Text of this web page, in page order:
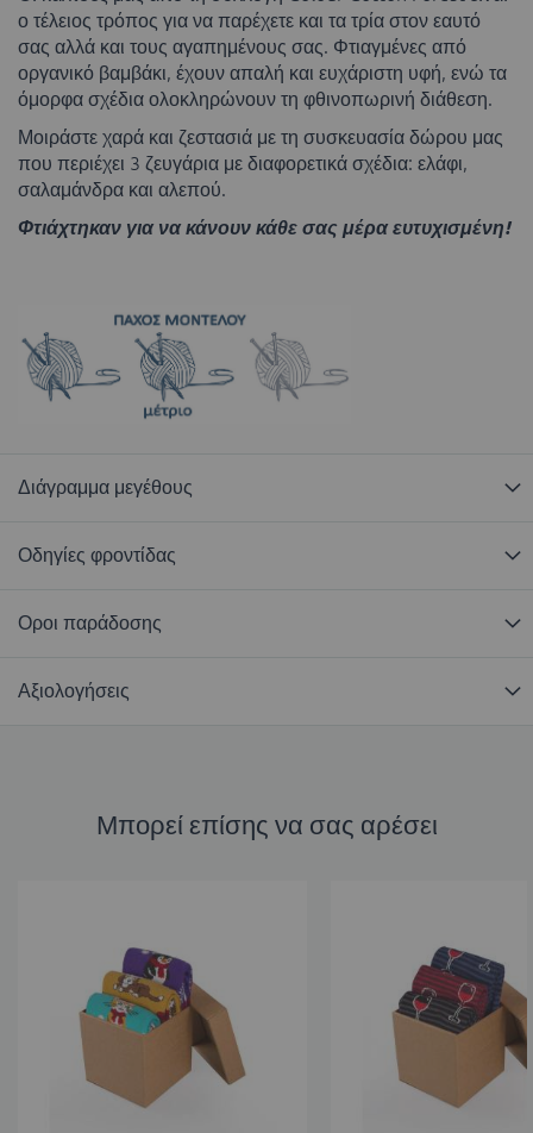
ο τέλειος τρόπος για να παρέχετε και τα τρία στον εαυτό
σας αλλά και τους αγαπημένους σας. Φτιαγμένες από
οργανικό βαμβάκι, έχουν απαλή και ευχάριστη υφή, ενώ τα
όμορφα σχέδια ολοκληρώνουν τη φθινοπωρινή διάθεση.
Μοιράστε χαρά και ζεστασιά με τη συσκευασία δώρου μας
που περιέχει 3 ζευγάρια με διαφορετικά σχέδια: ελάφι,
σαλαμάνδρα και αλεπού.
Φτιάχτηκαν για να κάνουν κάθε σας μέρα ευτυχισμένη!
Διάγραμμα μεγέθους
Οδηγίες φροντίδας
Οροι παράδοσης
Αξιολογήσεις
Μπορεί επίσης να σας αρέσει